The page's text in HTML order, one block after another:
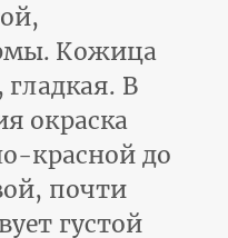
Кожица
В
окраска
красной до
почти
густой